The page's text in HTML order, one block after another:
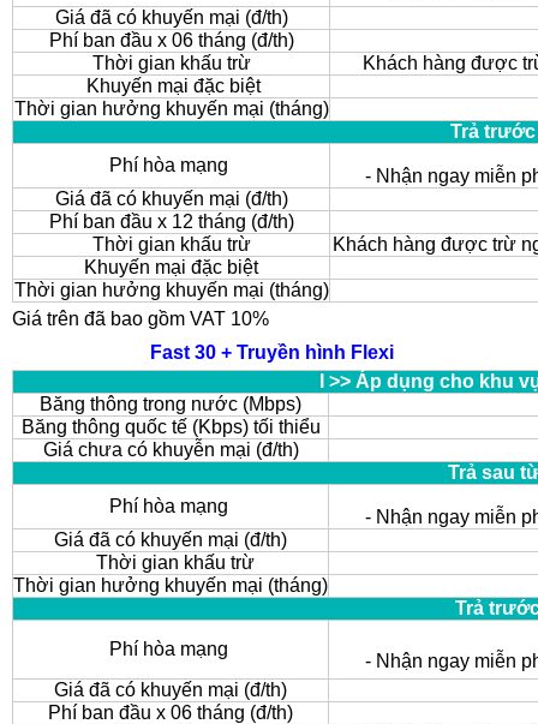
Giá đã có khuyến mại (đ/th)
Phí ban đầu x 06 tháng (đ/th)
Thời gian khấu trừ
Khách hàng được
Khuyến mại đặc biệt
Thời gian hưởng khuyến mại (tháng)
Trả trước
Phí hòa mạng
- Nhận ngay miễn
Giá đã có khuyến mại (đ/th)
Phí ban đầu x 12 tháng (đ/th)
Thời gian khấu trừ
Khách hàng được trừ
Khuyến mại đặc biệt
Thời gian hưởng khuyến mại (tháng)
Giá trên đã bao gồm VAT 10%
Fast 30 + Truyền hình Flexi
I >> Áp dụng cho khu
Băng thông trong nước (Mbps)
Băng thông quốc tế (Kbps) tối thiểu
Giá chưa có khuyễn mại (đ/th)
Trả sau
Phí hòa mạng
- Nhận ngay miễn
Giá đã có khuyến mại (đ/th)
Thời gian khấu trừ
Thời gian hưởng khuyến mại (tháng)
Trả
Phí hòa mạng
- Nhận ngay miễn
Giá đã có khuyến mại (đ/th)
Phí ban đầu x 06 tháng (đ/th)